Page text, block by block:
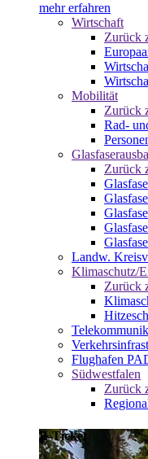
mehr erfahren
Wirtschaft
Zurück
Mobilität
Zurück
Rad-
Zurück
Landw.
Klimaschutz/
Zurück
Flughafen
Südwestfalen
Zurück
E-Ticket